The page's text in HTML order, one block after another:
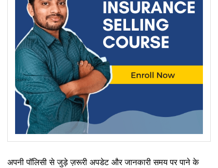
अपनी पॉलिसी से जुड़े ज़रूरी अपडेट और जानकारी समय पर पाने के